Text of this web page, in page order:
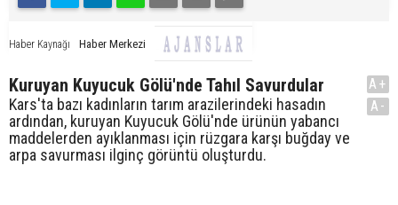
Haber Kaynağı Haber Merkezi
Kuruyan Kuyucuk Gölü'nde Tahıl Savurdular
Kars'ta bazı kadınların tarım arazilerindeki hasadın
ardından, kuruyan Kuyucuk Gölü'nde ürünün yabancı
maddelerden ayıklanması için rüzgara karşı buğday ve
arpa savurması ilginç görüntü oluşturdu.
A+
A-